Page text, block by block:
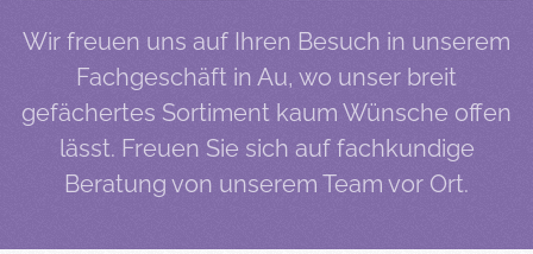
Wir freuen uns auf Ihren Besuch in unserem
Fachgeschäft in Au, wo unser breit
gefächertes Sortiment kaum Wünsche offen
lässt. Freuen Sie sich auf fachkundige
Beratung von unserem Team vor Ort.